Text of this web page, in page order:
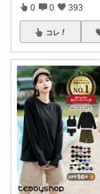
0 0 393
コレ